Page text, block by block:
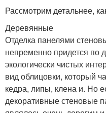
Рассмотрим детальнее,
Деревянные
Отделка панелями
непременно придется по
экологически чистых
вид облицовки, который
кедра, липы, клена и. Но
декоративные стеновые